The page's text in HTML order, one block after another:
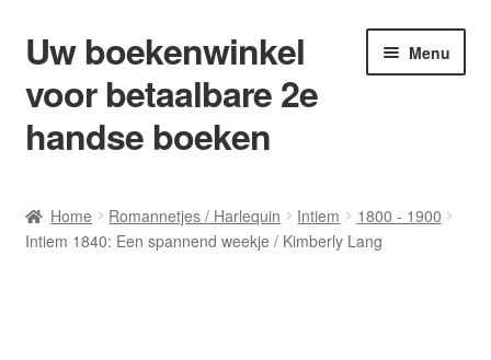
Ga
door
naar
navigatie
Ga
naar
de
inhoud
Uw boekenwinkel
voor betaalbare 2e
handse boeken
Menu
Afrekenen
Home Romannetjes / Harlequin Intiem
1800 - 1900
Intiem 1840: Een spannend weekje / Kimberly Lang